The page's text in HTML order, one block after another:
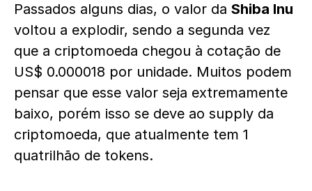
Passados alguns dias, o valor da Shiba Inu
voltou a explodir, sendo a segunda vez
que a criptomoeda chegou à cotação de
US$ 0.000018 por unidade. Muitos podem
pensar que esse valor seja extremamente
baixo, porém isso se deve ao supply da
criptomoeda, que atualmente tem 1
quatrilhão de tokens.